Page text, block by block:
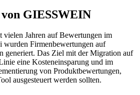
GIESSWEIN
vielen Jahren auf Bewertungen im
wurden Firmenbewertungen auf
generiert. Das Ziel mit der Migration auf
eine Kosteneinsparung und im
von Produktbewertungen,
ausgesteuert werden sollten.